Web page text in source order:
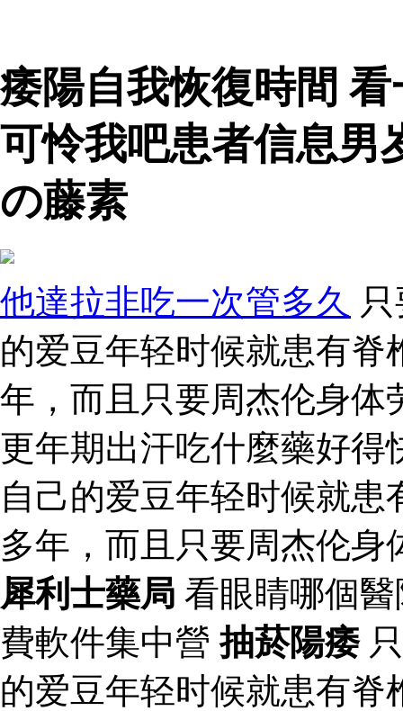
痿陽自我恢復時間
可怜我吧患者信息男
の藤素
他達拉非吃一次管多久
的爱豆年轻时候就患有
年，而且只要周杰伦身体
更年期出汗吃什麼藥好得
自己的爱豆年轻时候就
多年，而且只要周杰伦
犀利士藥局 看眼睛哪個
費軟件集中營抽菸陽痿
的爱豆年轻时候就患有